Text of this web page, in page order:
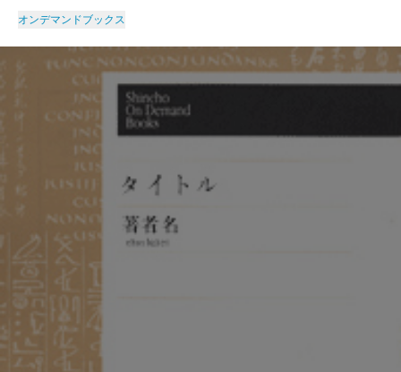
オンデマンドブックス